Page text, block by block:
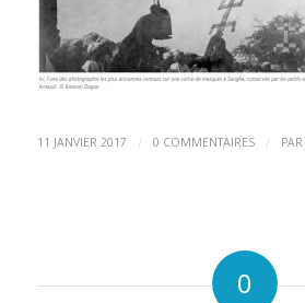
11 JANVIER 2017 / 0 COMMENTAIRES / PAR
0